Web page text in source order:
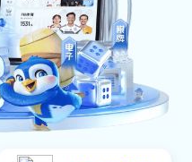
干燥设备系列
混合设备系列
热源设备系列
辅助配件系列